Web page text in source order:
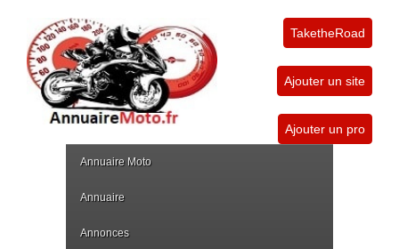
TaketheRoad
Ajouter un site
Ajouter un pro
Annuaire Moto
Annuaire
Annonces